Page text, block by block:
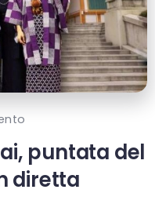
puntata del
diretta